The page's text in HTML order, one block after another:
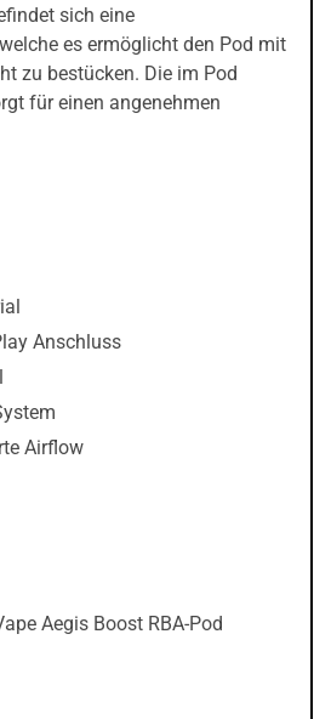
sich eine
es ermöglicht den Pod mit
zu bestücken. Die im Pod
für einen angenehmen
Anschluss
Airflow
Aegis Boost RBA-Pod